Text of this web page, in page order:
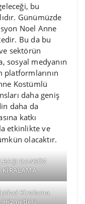
bu
Günümüzde
Noel Anne
Bu da bu
sektörün
sosyal medyanın
platformlarının
Kostümlü
daha geniş
daha da
katkı
etkinlikte ve
olacaktır.
DANSÖZ
KİRALAMA
Kiralama
Hizmetleri